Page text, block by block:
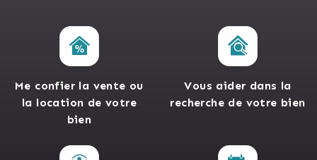
Me confier la vente ou
la location de votre
bien
Vous aider dans la
recherche de votre bien